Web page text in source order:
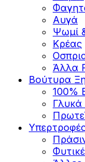
Αυγά
Ψωμί
Κρέας
Άλλα
Βούτυρα
100%